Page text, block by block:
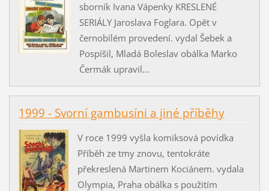
sborník Ivana Vápenky KRESLENÉ
SERIÁLY Jaroslava Foglara. Opět v
černobílém provedení. vydal Šebek a
Pospíšil, Mladá Boleslav obálka Marko
Čermák upravil...
1999 - Svorní gambusíni a jiné příběhy
V roce 1999 vyšla komiksová povídka
Příběh ze tmy znovu, tentokráte
překreslená Martinem Kociánem. vydala
Olympia, Praha obálka s použitím